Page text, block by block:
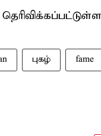
புகழ் fame